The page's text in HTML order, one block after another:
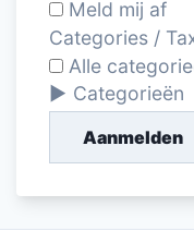
Meld mij af
Categories /
Alle
Categorieën
Aanmelden